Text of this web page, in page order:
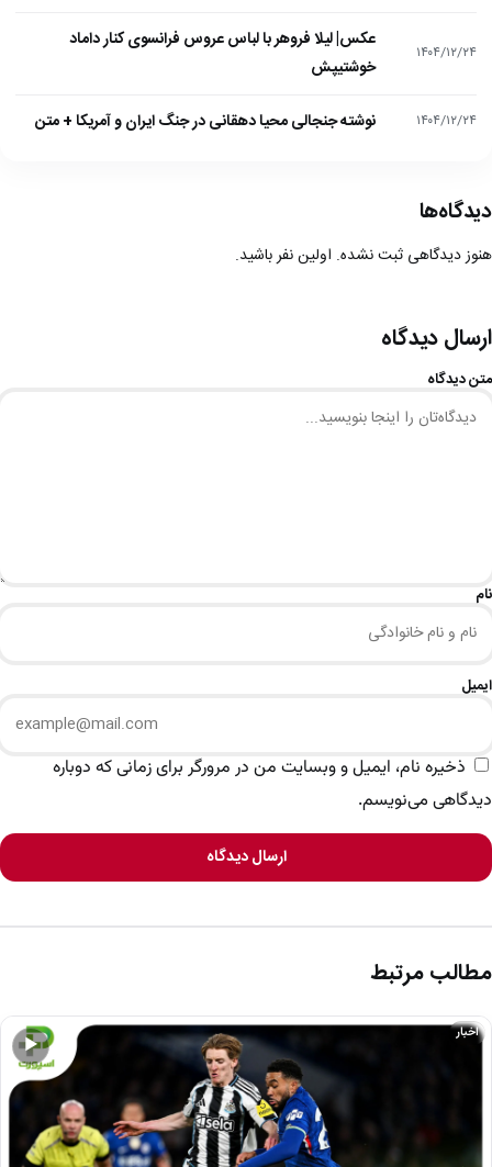
۱۴۰۴/۱۲/۲۴
عکس| لیلا فروهر با لباس عروس فرانسوی کنار داماد
خوشتیپش
۱۴۰۴/۱۲/۲۴ نوشته جنجالی محیا دهقانی در جنگ ایران و آمریکا + متن
دیدگاه‌ها
هنوز دیدگاهی ثبت نشده. اولین نفر باشید.
ارسال دیدگاه
متن دیدگاه
نام
ایمیل
ذخیره نام، ایمیل و وبسایت من در مرورگر برای زمانی که دوباره
دیدگاهی می‌نویسم.
ارسال دیدگاه
مطالب مرتبط
▶
اخبار